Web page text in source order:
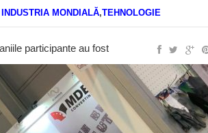
MONDIALĂ,TEHNOLOGIE
participante au fost